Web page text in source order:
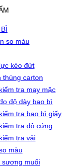
so màu
kéo đứt
thùng carton
tra may mặc
độ dày bao bì
tra bao bì giấy
tra độ cứng
tra vải
màu
sương muối